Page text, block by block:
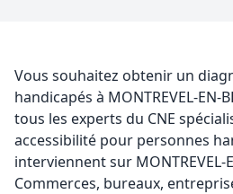
Vous souhaitez obtenir un
handicapés à MONTREVEL-EN-
tous les experts du CNE
accessibilité pour personnes
interviennent sur MONTREVEL-
Commerces, bureaux,